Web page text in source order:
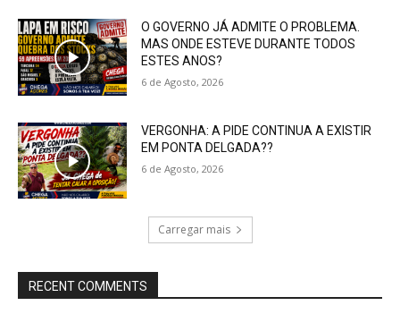
O GOVERNO JÁ ADMITE O PROBLEMA.
MAS ONDE ESTEVE DURANTE TODOS
ESTES ANOS?
6 de Agosto, 2026
VERGONHA: A PIDE CONTINUA A EXISTIR
EM PONTA DELGADA??
6 de Agosto, 2026
Carregar mais
RECENT COMMENTS